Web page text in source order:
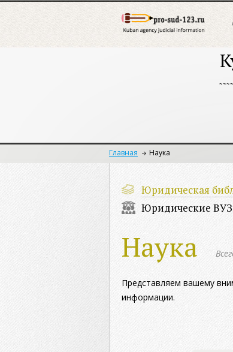
Главная Наука
Юридическая
Юридические
Наука
Представляем вашему
информации.